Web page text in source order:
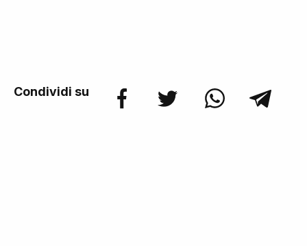
Condividi su